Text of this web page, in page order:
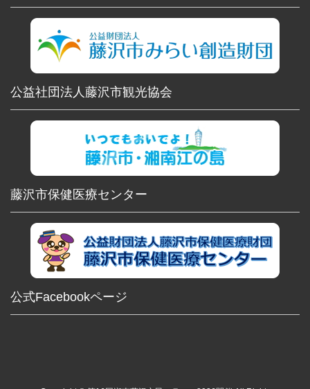
公益社団法人藤沢市観光協会
藤沢市保健医療センター
公式Facebookページ